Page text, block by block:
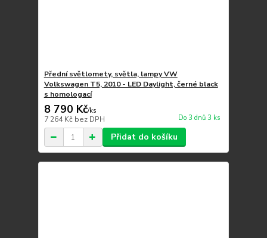
Přední světlomety, světla, lampy VW
Volkswagen T5, 2010 - LED Daylight, černé black
s homologací
8 790 Kč/ks
7 264 Kč bez DPH Do 3 dnů 3 ks
Přidat do košíku